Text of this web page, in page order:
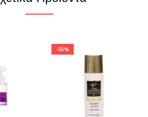
-53%